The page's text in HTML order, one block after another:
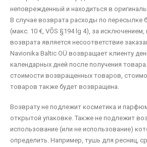
неповрежденный и находиться в
В случае возврата расходы по пересылке
(макс. 10 €, VÕS §194 lg 4), за исключением,
возврата является несоответствие
Navionika Baltic OÜ возвращает клиенту
календарных дней после получения
стоимости возвращенных товаров,
товаров также будет возвращена.
Возврату не подлежит косметика и
открытой упаковке. Также не подлежит
использование (или не использование)
определить. Например, тушь для ресниц,